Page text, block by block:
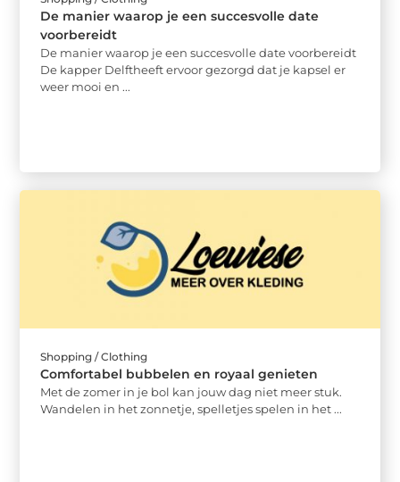
De manier waarop je een succesvolle date
voorbereidt
De manier waarop je een succesvolle date voorbereidt
De kapper Delftheeft ervoor gezorgd dat je kapsel er
weer mooi en ...
Shopping / Clothing
Comfortabel bubbelen en royaal genieten
Met de zomer in je bol kan jouw dag niet meer stuk.
Wandelen in het zonnetje, spelletjes spelen in het ...